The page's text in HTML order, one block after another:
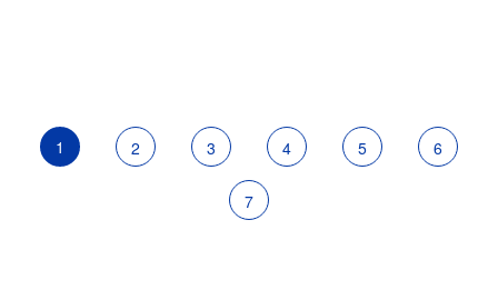
カ1
ペ
2
ペ
3
ペ
4
ペ
5
ペ
6
ペ
7